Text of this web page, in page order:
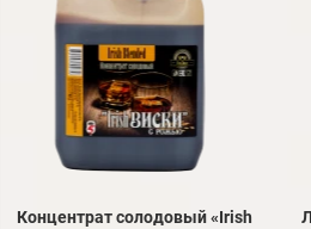
Концентрат солодовый «Irish